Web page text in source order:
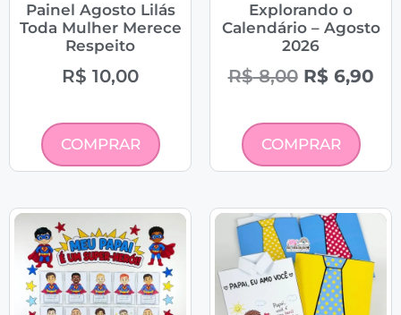
Painel Agosto Lilás
Toda Mulher Merece
Respeito
R$ 10,00
COMPRAR
Explorando o
Calendário – Agosto
2026
R$8,00 R$6,90
COMPRAR